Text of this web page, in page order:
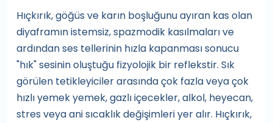
Hıçkırık, göğüs ve karın boşluğunu ayıran kas olan
diyaframın istemsiz, spazmodik kasılmaları ve
ardından ses tellerinin hızla kapanması sonucu
"hık" sesinin oluştuğu fizyolojik bir reflekstir. Sık
görülen tetikleyiciler arasında çok fazla veya çok
hızlı yemek yemek, gazlı içecekler, alkol, heyecan,
stres veya ani sıcaklık değişimleri yer alır. Hıçkırık,